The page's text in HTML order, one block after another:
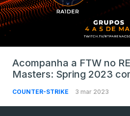
Acompanha a FTW no
Masters: Spring 2023
COUNTER-STRIKE 3 mar 2023